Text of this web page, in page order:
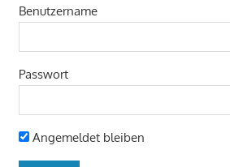
Benutzername
Passwort
Angemeldet bleiben